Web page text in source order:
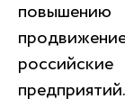
предприятий.